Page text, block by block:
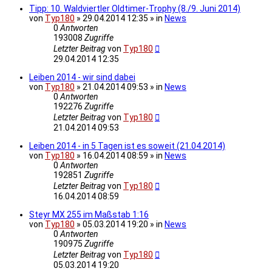
Tipp: 10. Waldviertler Oldtimer-Trophy (8./9. Juni 2014)
von Typ180 » 29.04.2014 12:35 » in News
0Antworten
193008 Zugriffe
Letzter Beitragvon Typ180
29.04.2014 12:35
Leiben 2014 - wir sind dabei
von Typ180 » 21.04.2014 09:53 » in News
0Antworten
192276 Zugriffe
Letzter Beitragvon Typ180
21.04.2014 09:53
Leiben 2014 - in 5 Tagen ist es soweit (21.04.2014)
von Typ180 » 16.04.2014 08:59 » in News
0Antworten
192851 Zugriffe
Letzter Beitragvon Typ180
16.04.2014 08:59
Steyr MX 255 im Maßstab 1:16
von Typ180 » 05.03.2014 19:20 » in News
0Antworten
190975 Zugriffe
Letzter Beitragvon Typ180
05.03.2014 19:20